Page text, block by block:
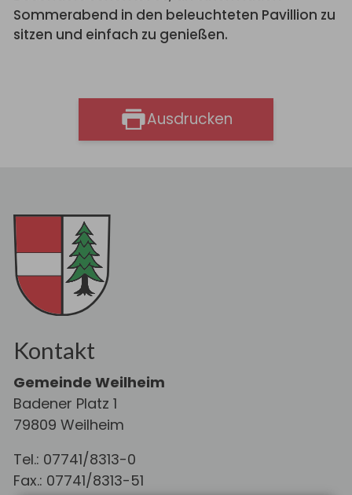
Sommerabend in den beleuchteten Pavillion zu
sitzen und einfach zu genießen.
Ausdrucken
Kontakt
Gemeinde Weilheim
Badener Platz 1
79809 Weilheim
Tel.: 07741/8313-0
Fax.: 07741/8313-51